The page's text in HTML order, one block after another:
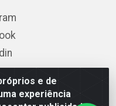
e de
experiência
São Paulo/SP - CEP